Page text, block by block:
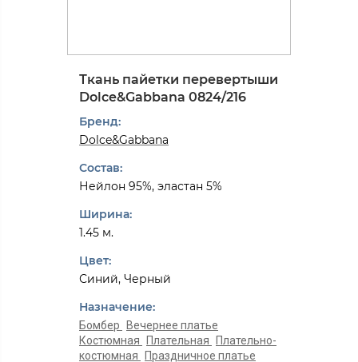
Ткань пайетки перевертыши
Dolce&Gabbana 0824/216
Бренд:
Dolce&Gabbana
Состав:
Нейлон 95%, эластан 5%
Ширина:
1.45 м.
Цвет:
Синий, Черный
Назначение:
Бомбер
Вечернее платье
Костюмная
Плательная
Плательно-
костюмная
Праздничное платье